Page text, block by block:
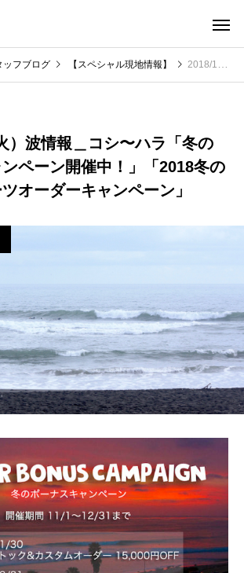
ッフブログ 【スペシャル現地情報】 2018/11/6（火）波情報＿コシ〜ハラ「冬のボーナスキャンペーン開催中！」「2018冬のウエットスーツオーダーキャンペーン」
）波情報＿コシ〜ハラ「冬の
ペーン開催中！」「2018冬の
オーダーキャンペーン」